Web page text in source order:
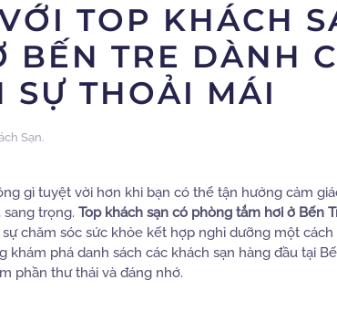
TOP KHÁCH
BẾN TRE DÀNH
SỰ THOẢI MÁI
Sạn.
gì tuyệt vời hơn khi bạn có thể tận hưởng cảm
trọng. Top khách sạn có phòng tắm hơi ở Bến
chăm sóc sức khỏe kết hợp nghỉ dưỡng một cách
khám phá danh sách các khách sạn hàng đầu tại
phần thư thái và đáng nhớ.